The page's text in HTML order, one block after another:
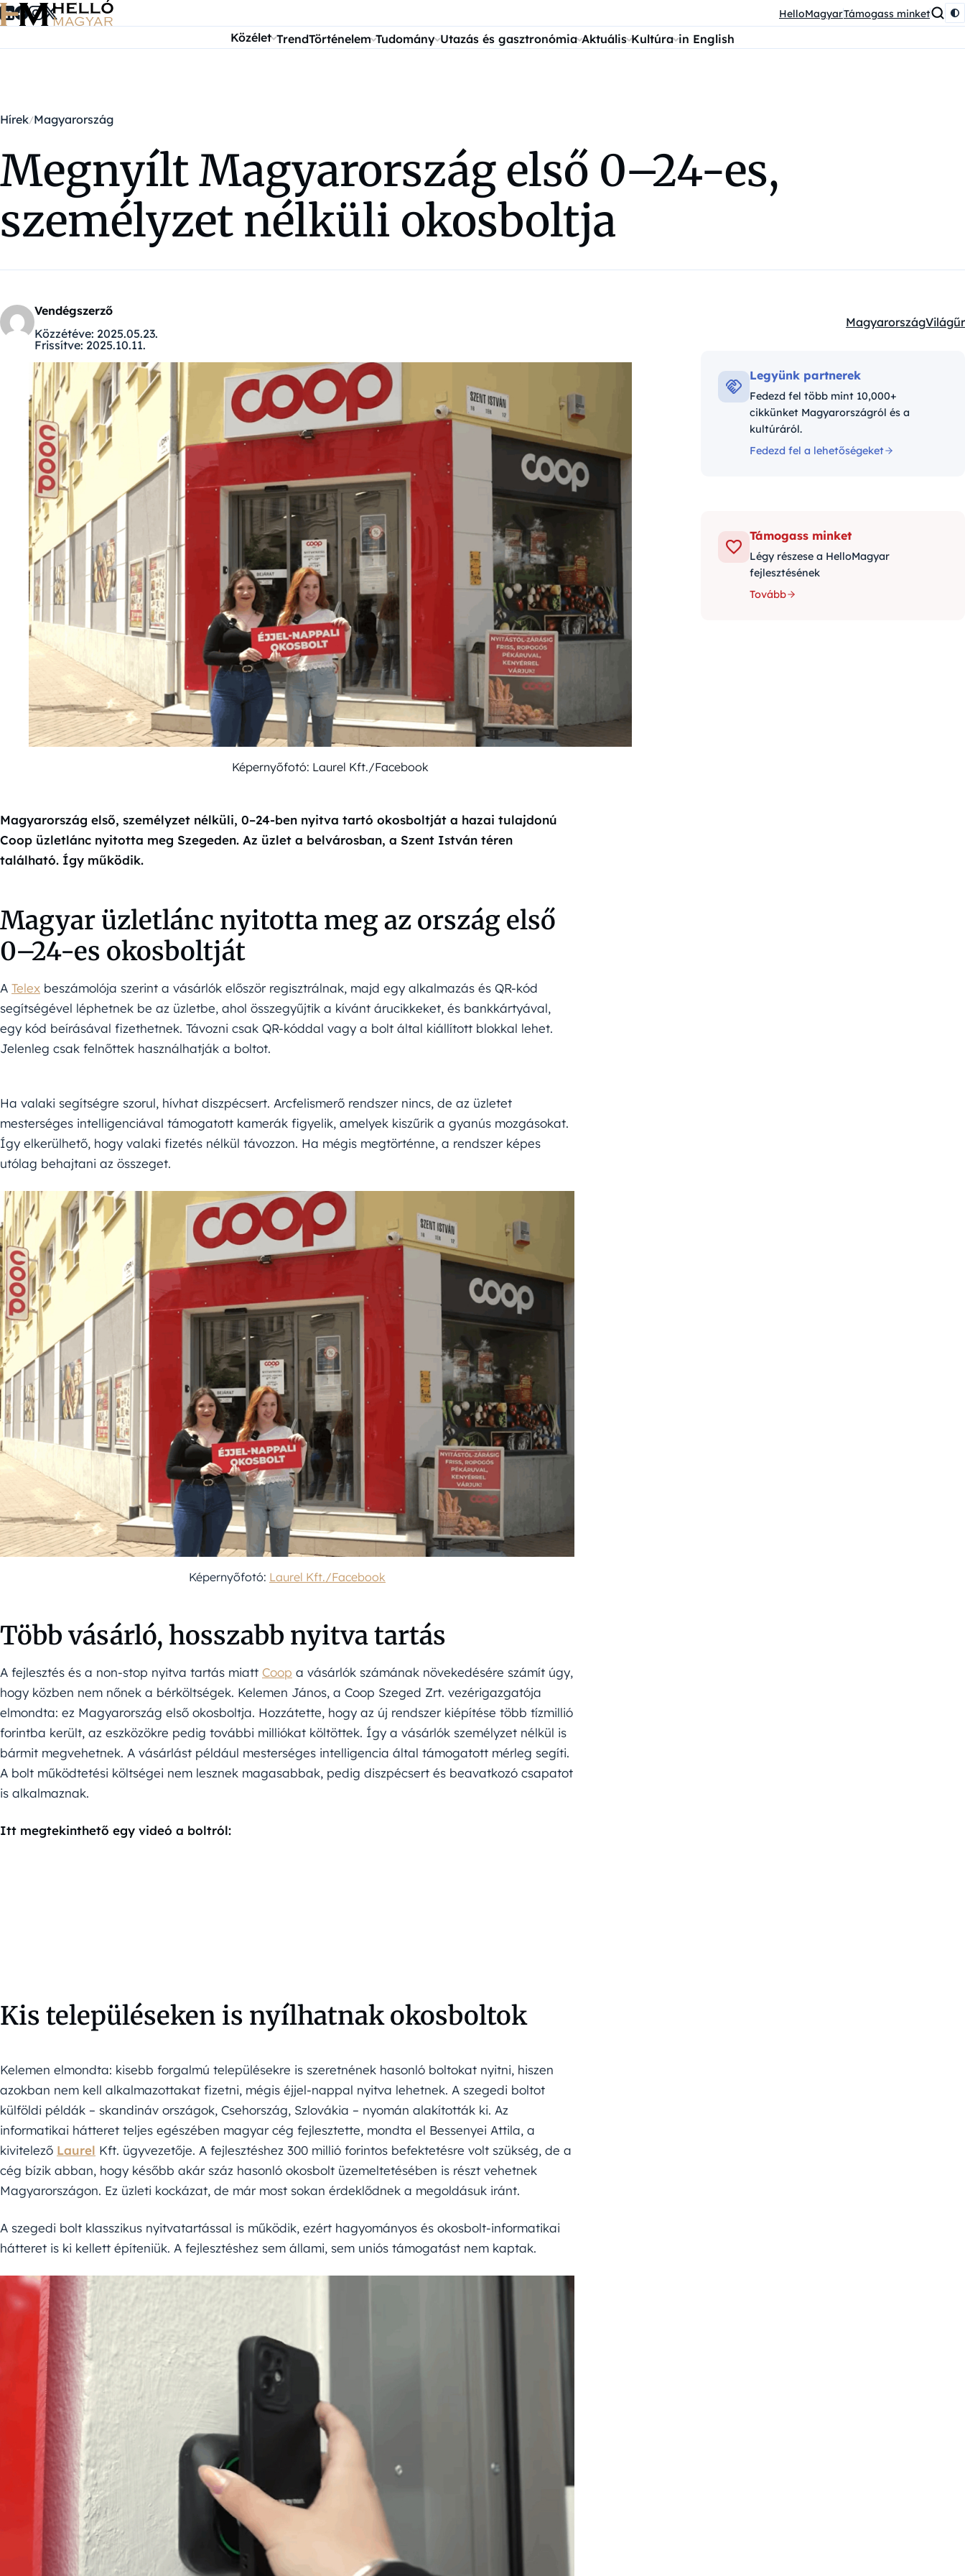
Ugrás a tartalomra HelloMagyarTámogass minket
Közélet TrendTörténelem Tudomány Utazás és gasztronómia Aktuális Kultúra in English
Hírek Magyarország
Megnyílt Magyarország első 0–24-es,
személyzet nélküli okosboltja
Vendégszerző
Közzétéve: 2025.05.23.
Frissítve: 2025.10.11.
Kategóriák:
MagyarországVilágűr
Képernyőfotó: Laurel Kft./Facebook
Magyarország első, személyzet nélküli, 0–24-ben nyitva tartó okosboltját a hazai tulajdonú
Coop üzletlánc nyitotta meg Szegeden. Az üzlet a belvárosban, a Szent István téren
található. Így működik.
Magyar üzletlánc nyitotta meg az ország első
0–24-es okosboltját
A Telex beszámolója szerint a vásárlók először regisztrálnak, majd egy alkalmazás és QR-kód
segítségével léphetnek be az üzletbe, ahol összegyűjtik a kívánt árucikkeket, és bankkártyával,
egy kód beírásával fizethetnek. Távozni csak QR-kóddal vagy a bolt által kiállított blokkal lehet.
Jelenleg csak felnőttek használhatják a boltot.
Ha valaki segítségre szorul, hívhat diszpécsert. Arcfelismerő rendszer nincs, de az üzletet
mesterséges intelligenciával támogatott kamerák figyelik, amelyek kiszűrik a gyanús mozgásokat.
Így elkerülhető, hogy valaki fizetés nélkül távozzon. Ha mégis megtörténne, a rendszer képes
utólag behajtani az összeget.
Képernyőfotó: Laurel Kft./Facebook
Több vásárló, hosszabb nyitva tartás
A fejlesztés és a non-stop nyitva tartás miatt Coop a vásárlók számának növekedésére számít úgy,
hogy közben nem nőnek a bérköltségek. Kelemen János, a Coop Szeged Zrt. vezérigazgatója
elmondta: ez Magyarország első okosboltja. Hozzátette, hogy az új rendszer kiépítése több tízmillió
forintba került, az eszközökre pedig további milliókat költöttek. Így a vásárlók személyzet nélkül is
bármit megvehetnek. A vásárlást például mesterséges intelligencia által támogatott mérleg segíti.
A bolt működtetési költségei nem lesznek magasabbak, pedig diszpécsert és beavatkozó csapatot
is alkalmaznak.
Itt megtekinthető egy videó a boltról:
Kis településeken is nyílhatnak okosboltok
Kelemen elmondta: kisebb forgalmú településekre is szeretnének hasonló boltokat nyitni, hiszen
azokban nem kell alkalmazottakat fizetni, mégis éjjel-nappal nyitva lehetnek. A szegedi boltot
külföldi példák – skandináv országok, Csehország, Szlovákia – nyomán alakították ki. Az
informatikai hátteret teljes egészében magyar cég fejlesztette, mondta el Bessenyei Attila, a
kivitelező Laurel Kft. ügyvezetője. A fejlesztéshez 300 millió forintos befektetésre volt szükség, de a
cég bízik abban, hogy később akár száz hasonló okosbolt üzemeltetésében is részt vehetnek
Magyarországon. Ez üzleti kockázat, de már most sokan érdeklődnek a megoldásuk iránt.
A szegedi bolt klasszikus nyitvatartással is működik, ezért hagyományos és okosbolt-informatikai
hátteret is ki kellett építeniük. A fejlesztéshez sem állami, sem uniós támogatást nem kaptak.
Legyünk partnerek
Fedezd fel több mint 10,000+
cikkünket Magyarországról és a
kultúráról.
Fedezd fel a lehetőségeket
Támogass minket
Légy részese a HelloMagyar
fejlesztésének
Tovább